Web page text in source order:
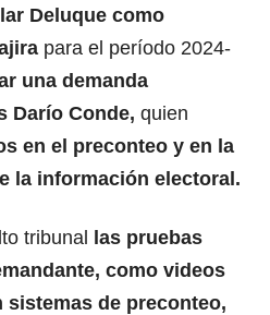
Deluque como
para el período 2024-
una demanda
Darío Conde, quien
en el preconteo y en la
la información electoral.
tribunal las pruebas
como videos
de preconteo,